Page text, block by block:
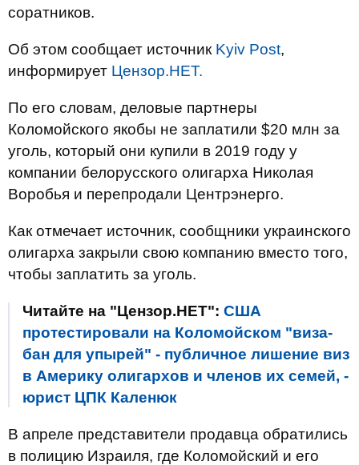
соратников.
Об этом сообщает источник Kyiv Post,
информирует Цензор.НЕТ.
По его словам, деловые партнеры
Коломойского якобы не заплатили $20 млн за
уголь, который они купили в 2019 году у
компании белорусского олигарха Николая
Воробья и перепродали Центрэнерго.
Как отмечает источник, сообщники украинского
олигарха закрыли свою компанию вместо того,
чтобы заплатить за уголь.
Читайте на "Цензор.НЕТ": США
протестировали на Коломойском "виза-
бан для упырей" - публичное лишение виз
в Америку олигархов и членов их семей, -
юрист ЦПК Каленюк
В апреле представители продавца обратились
в полицию Израиля, где Коломойский и его